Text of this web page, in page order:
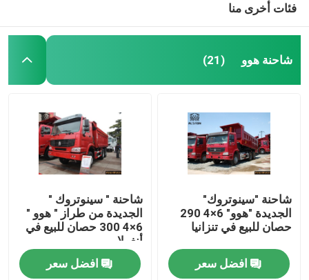
فئات أخرى منا
شاحنة هوو (21)
شاحنة "سينوتروك"
الجديدة "هوو" 6×4 290
حصان للبيع في تنزانيا
افضل سعر
شاحنة " سينوتروك "
الجديدة من طراز " هوو "
6×4 300 حصان للبيع في
أنغولا
افضل سعر